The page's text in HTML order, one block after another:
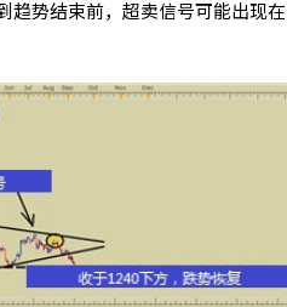
趋势结束前，超卖信号可能出现